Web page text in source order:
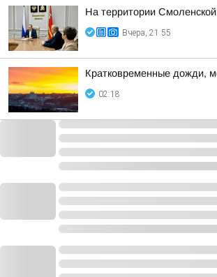
На территории
Вчера, 21:55
Кратковременные дожди,
02:18